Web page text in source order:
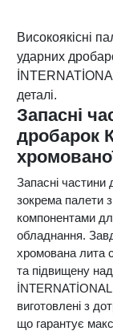
Високоякісні
ударних
деталі.
Запасні
дробарок
Запасні частини
зокрема палети
компонентами
обладнання.
хромована лита
та підвищену
İNTERNATİONAL
виготовлені з
що гарантує